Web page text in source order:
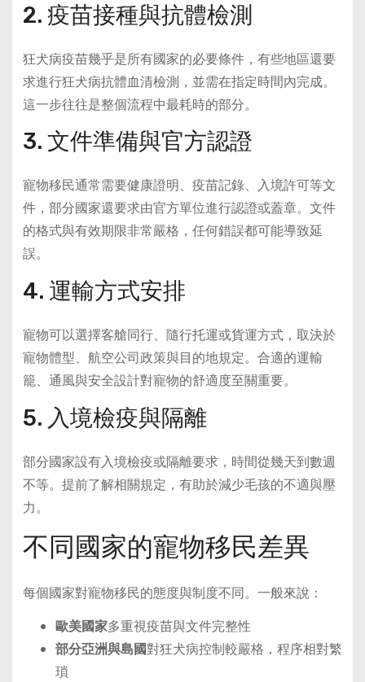
2. 疫苗接種與抗體檢測
狂犬病疫苗幾乎是所有國家的必要條件，有些地區還要
求進行狂犬病抗體血清檢測，並需在指定時間內完成。
這一步往往是整個流程中最耗時的部分。
3. 文件準備與官方認證
寵物移民通常需要健康證明、疫苗記錄、入境許可等文
件，部分國家還要求由官方單位進行認證或蓋章。文件
的格式與有效期限非常嚴格，任何錯誤都可能導致延
誤。
4. 運輸方式安排
寵物可以選擇客艙同行、隨行托運或貨運方式，取決於
寵物體型、航空公司政策與目的地規定。合適的運輸
籠、通風與安全設計對寵物的舒適度至關重要。
5. 入境檢疫與隔離
部分國家設有入境檢疫或隔離要求，時間從幾天到數週
不等。提前了解相關規定，有助於減少毛孩的不適與壓
力。
不同國家的寵物移民差異
每個國家對寵物移民的態度與制度不同。一般來說：
歐美國家多重視疫苗與文件完整性
部分亞洲與島國對狂犬病控制較嚴格，程序相對繁
瑣